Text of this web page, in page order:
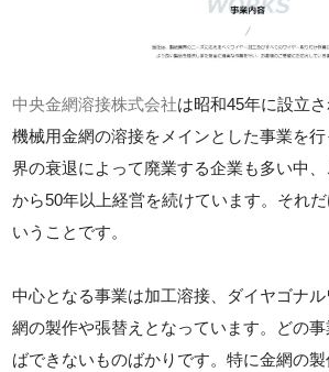
中央金網溶接株式会社は昭和45年に設立
機械用金網の溶接をメインとした事業を
界の衰退によって廃業する企業も多い中
から50年以上経営を続けています。それ
いうことです。
中心となる事業は加工溶接、ダイヤゴナ
網の製作や張替えとなっています。どの
ばできないものばかりです。特に金網の